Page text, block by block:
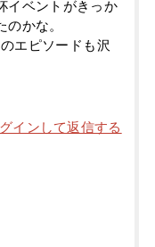
イベントがきっか
かな。
エピソードも沢
インして返信する